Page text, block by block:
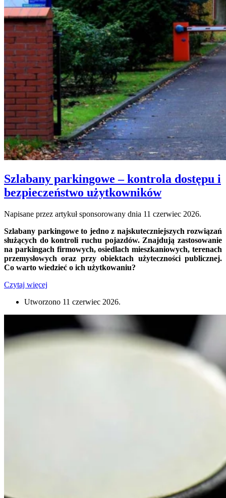
Szlabany parkingowe – kontrola dostępu i
bezpieczeństwo użytkowników
Napisane przez artykuł sponsorowany dnia 11 czerwiec 2026.
Szlabany parkingowe to jedno z najskuteczniejszych rozwiązań
służących do kontroli ruchu pojazdów. Znajdują zastosowanie
na parkingach firmowych, osiedlach mieszkaniowych, terenach
przemysłowych oraz przy obiektach użyteczności publicznej.
Co warto wiedzieć o ich użytkowaniu?
Czytaj więcej
Utworzono 11 czerwiec 2026.